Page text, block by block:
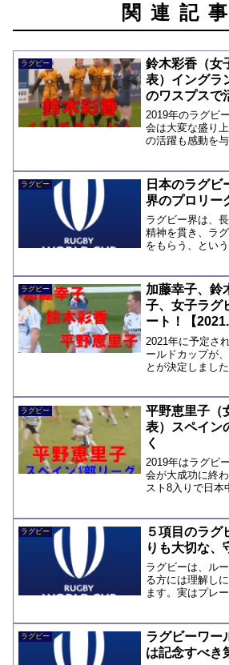
関連記事
ラグビー
鈴木彩香（女
表）イングラ
のワスプスで
2019年のラグビ
会は大変な盛り
の活躍も感動を
ーも年々盛り上
2021年は、ニュ
ラグビー
日本のラグビ
界のプロリー
ラグビー界は、
精神を貫き、ラ
をもらう、とい
ドカップも始ま
進み、プロ化へ
ラグビー
加藤幸子、鈴
子、女子ラグ
ート！【
2021年に予定さ
ールドカップが
とが決定しまし
準備に当たって
女子ラグビー日
ラグビー
平野恵里子（
表）スペイン
く
2019年はラグビ
会が大成功に終
スト8入りで日本
をつけ、盛り上
2019年の11月...
ラグビー
５項目のラグ
りも大切な、
ラグビーは、ル
る方には理解し
ます。実はプレ
『競技規則』と
ホームページで見
ラグビー
ラグビーワー
は記念すべき